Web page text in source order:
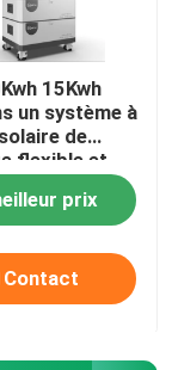
15Kwh
un système à
de
flexible et
prix
Contact